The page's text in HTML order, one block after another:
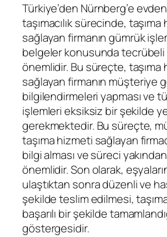
Türkiye’den Nürnberg’e
taşımacılık sürecinde,
sağlayan firmanın gümrük
belgeler konusunda tecrübeli
önemlidir. Bu süreçte, taşıma
sağlayan firmanın müşteriye
bilgilendirmeleri yapması ve
işlemleri eksiksiz bir şekilde
gerekmektedir. Bu süreçte,
taşıma hizmeti sağlayan
bilgi alması ve süreci
önemlidir. Son olarak,
ulaştıktan sonra düzenli ve
şekilde teslim edilmesi,
başarılı bir şekilde
göstergesidir.